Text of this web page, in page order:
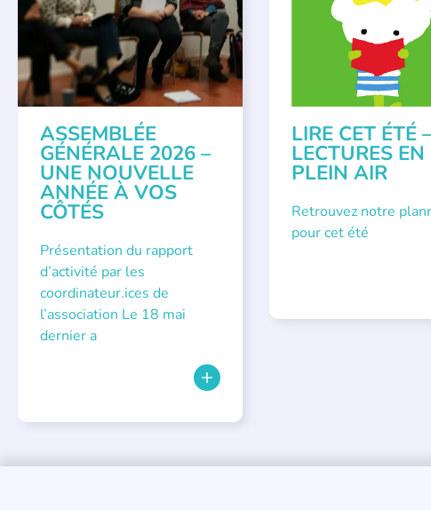
ASSEMBLÉE
GÉNÉRALE 2026 –
UNE NOUVELLE
ANNÉE À VOS
CÔTÉS
Présentation du rapport
d’activité par les
coordinateur.ices de
l’association Le 18 mai
dernier a
LITTÉRATURE JEUNESSE
LIRE CET ÉTÉ –
LECTURES EN
PLEIN AIR
Retrouvez notre
pour cet été